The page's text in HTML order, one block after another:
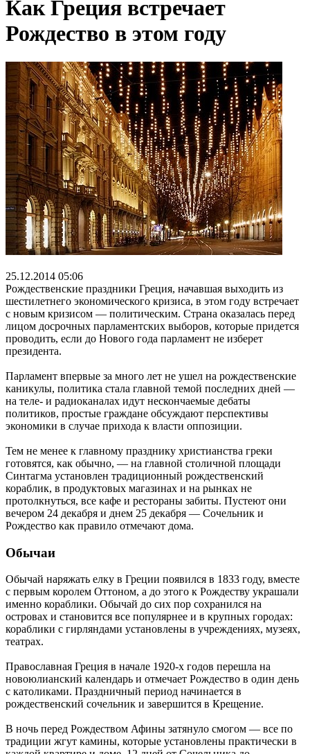
Как Греция встречает
Рождество в этом году
25.12.2014 05:06
Рождественские праздники Греция, начавшая выходить из
шестилетнего экономического кризиса, в этом году встречает
с новым кризисом — политическим. Страна оказалась перед
лицом досрочных парламентских выборов, которые придется
проводить, если до Нового года парламент не изберет
президента.
Парламент впервые за много лет не ушел на рождественские
каникулы, политика стала главной темой последних дней —
на теле- и радиоканалах идут нескончаемые дебаты
политиков, простые граждане обсуждают перспективы
экономики в случае прихода к власти оппозиции.
Тем не менее к главному празднику христианства греки
готовятся, как обычно, — на главной столичной площади
Синтагма установлен традиционный рождественский
кораблик, в продуктовых магазинах и на рынках не
протолкнуться, все кафе и рестораны забиты. Пустеют они
вечером 24 декабря и днем 25 декабря — Сочельник и
Рождество как правило отмечают дома.
Обычаи
Обычай наряжать елку в Греции появился в 1833 году, вместе
с первым королем Оттоном, а до этого к Рождеству украшали
именно кораблики. Обычай до сих пор сохранился на
островах и становится все популярнее и в крупных городах:
кораблики с гирляндами установлены в учреждениях, музеях,
театрах.
Православная Греция в начале 1920-х годов перешла на
новоюлианский календарь и отмечает Рождество в один день
с католиками. Праздничный период начинается в
рождественский сочельник и завершится в Крещение.
В ночь перед Рождеством Афины затянуло смогом — все по
традиции жгут камины, которые установлены практически в